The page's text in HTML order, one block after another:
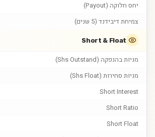
יחס חלוקה (Payout)
צמיחת דיבידנד (5 שנים)
Short & Float
מניות בהנפקה (Shs Outstand)
מניות סחירות (Shs Float)
Short Interest
Short Ratio
Short Float